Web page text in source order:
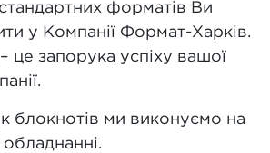
форматів Ви
у Компанії Формат-Харків.
це запорука успіху вашої
блокнотів ми виконуємо на